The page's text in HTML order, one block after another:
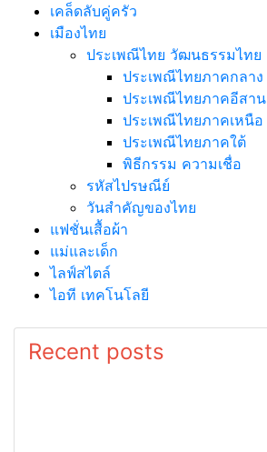
เคล็ดลับคู่ครัว
เมืองไทย
ประเพณีไทย วัฒนธรรมไทย
ประเพณีไทยภาคกลาง
ประเพณีไทยภาคอีสาน
ประเพณีไทยภาคเหนือ
ประเพณีไทยภาคใต้
พิธีกรรม ความเชื่อ
รหัสไปรษณีย์
วันสำคัญของไทย
แฟชั่นเสื้อผ้า
แม่และเด็ก
ไลฟ์สไตล์
ไอที เทคโนโลยี
Recent posts